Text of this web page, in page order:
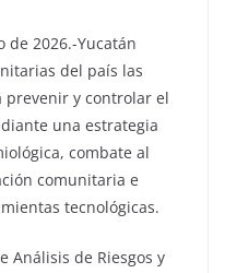
de 2026.-Yucatán
del país las
prevenir y controlar el
una estrategia
combate al
comunitaria e
tecnológicas.
Análisis de Riesgos y